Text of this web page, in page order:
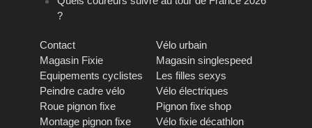
?
Contact
Vélo urbain
Magasin Fixie
Magasin singlespeed
Equipements cyclistes
Les filles sexys
Peindre cadre vélo
Vélo électriques
Roue pignon fixe
Pignon fixe shop
Montage pignon fixe
Vélo fixie décathlon